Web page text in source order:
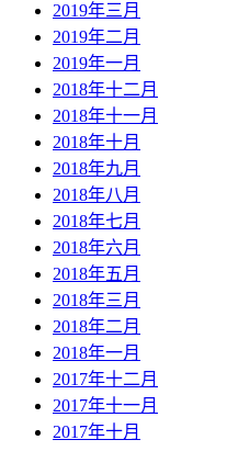
2019年三月
2019年二月
2019年一月
2018年十二月
2018年十一月
2018年十月
2018年九月
2018年八月
2018年七月
2018年六月
2018年五月
2018年三月
2018年二月
2018年一月
2017年十二月
2017年十一月
2017年十月